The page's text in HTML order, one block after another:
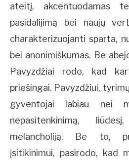
ateitį, akcentuodamas
pasidalijimą bei naujų
charakterizuojanti sparta,
bei anonimiškumas. Be
Pavyzdžiai rodo, kad
priešingai. Pavyzdžiui,
gyventojai labiau nei
nepasitenkinimą,
melancholiją. Be to,
įsitikinimui, pasirodo, kad